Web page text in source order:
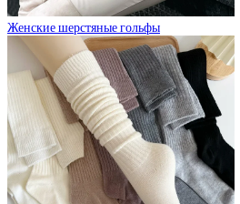
Женские шерстяные гольфы